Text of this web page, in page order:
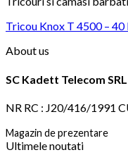
Tricou Knox T 4500 – 40
About us
SC Kadett Telecom SRL
NR RC : J20/416/1991
Magazin de prezentare
Ultimele noutati